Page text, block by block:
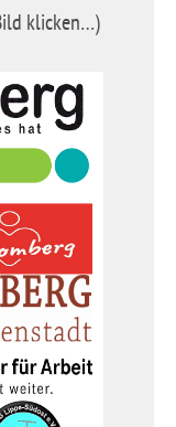
klicken…)